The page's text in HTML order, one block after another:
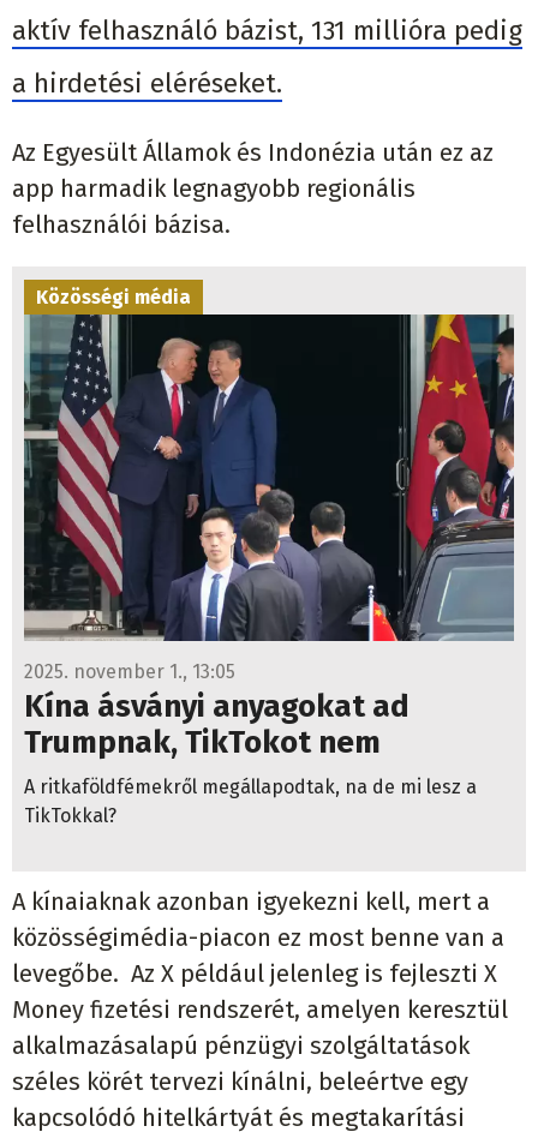
aktív felhasználó bázist, 131 millióra pedig
a hirdetési eléréseket.
Az Egyesült Államok és Indonézia után ez az
app harmadik legnagyobb regionális
felhasználói bázisa.
Közösségi média
2025. november 1., 13:05
Kína ásványi anyagokat ad
Trumpnak, TikTokot nem
A ritkaföldfémekről megállapodtak, na de mi lesz a
TikTokkal?
A kínaiaknak azonban igyekezni kell, mert a
közösségimédia-piacon ez most benne van a
levegőbe. Az X például jelenleg is fejleszti X
Money fizetési rendszerét, amelyen keresztül
alkalmazásalapú pénzügyi szolgáltatások
széles körét tervezi kínálni, beleértve egy
kapcsolódó hitelkártyát és megtakarítási